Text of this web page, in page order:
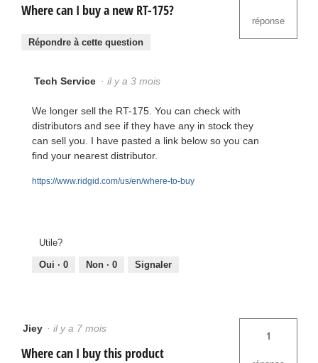
Where can I buy a new RT-175?
réponse
Répondre à cette question
Tech Service · il y a 3 mois
We longer sell the RT-175. You can check with
distributors and see if they have any in stock they
can sell you. I have pasted a link below so you can
find your nearest distributor.
https://www.ridgid.com/us/en/where-to-buy
Utile?
Oui · 0 Non · 0 Signaler
Jiey · il y a 7 mois
Where can I buy this product
1